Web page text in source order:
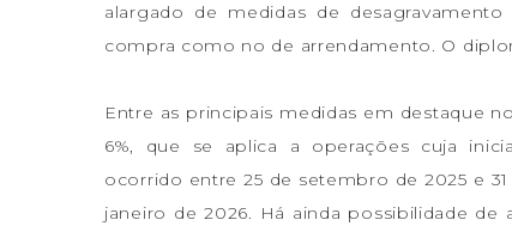
alargado de medidas de
compra como no de arrendamento. O
Entre as principais medidas em destaque
6%, que se aplica a operações cuja
ocorrido entre 25 de setembro de 2025 e
janeiro de 2026. Há ainda possibilidade